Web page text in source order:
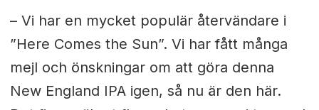
– Vi har en mycket populär återvändare i
”Here Comes the Sun”. Vi har fått många
mejl och önskningar om att göra denna
New England IPA igen, så nu är den här.